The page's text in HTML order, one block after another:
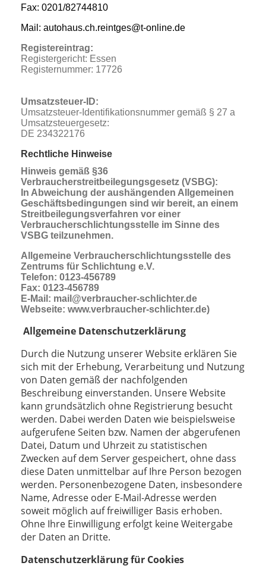
Fax: 0201/82744810
Mail: autohaus.ch.reintges@t-online.de
Registereintrag:
Registergericht: Essen
Registernummer: 17726
Umsatzsteuer-ID:
Umsatzsteuer-Identifikationsnummer gemäß § 27 a
Umsatzsteuergesetz:
DE 234322176
Rechtliche Hinweise
Hinweis gemäß §36
Verbraucherstreitbeilegungsgesetz (VSBG):
In Abweichung der aushängenden Allgemeinen
Geschäftsbedingungen sind wir bereit, an einem
Streitbeilegungsverfahren vor einer
Verbraucherschlichtungsstelle im Sinne des
VSBG teilzunehmen.
Allgemeine Verbraucherschlichtungsstelle des
Zentrums für Schlichtung e.V.
Telefon: 0123-456789
Fax: 0123-456789
E-Mail: mail@verbraucher-schlichter.de
Webseite: www.verbraucher-schlichter.de)
Allgemeine Datenschutzerklärung
Durch die Nutzung unserer Website erklären Sie
sich mit der Erhebung, Verarbeitung und Nutzung
von Daten gemäß der nachfolgenden
Beschreibung einverstanden. Unsere Website
kann grundsätzlich ohne Registrierung besucht
werden. Dabei werden Daten wie beispielsweise
aufgerufene Seiten bzw. Namen der abgerufenen
Datei, Datum und Uhrzeit zu statistischen
Zwecken auf dem Server gespeichert, ohne dass
diese Daten unmittelbar auf Ihre Person bezogen
werden. Personenbezogene Daten, insbesondere
Name, Adresse oder E-Mail-Adresse werden
soweit möglich auf freiwilliger Basis erhoben.
Ohne Ihre Einwilligung erfolgt keine Weitergabe
der Daten an Dritte.
Datenschutzerklärung für Cookies